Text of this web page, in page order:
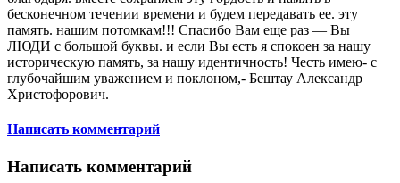
бесконечном течении времени и будем передавать ее. эту
память. нашим потомкам!!! Спасибо Вам еще раз — Вы
ЛЮДИ с большой буквы. и если Вы есть я спокоен за нашу
историческую память, за нашу идентичность! Честь имею- с
глубочайшим уважением и поклоном,- Бештау Александр
Христофорович.
Написать комментарий
Написать комментарий